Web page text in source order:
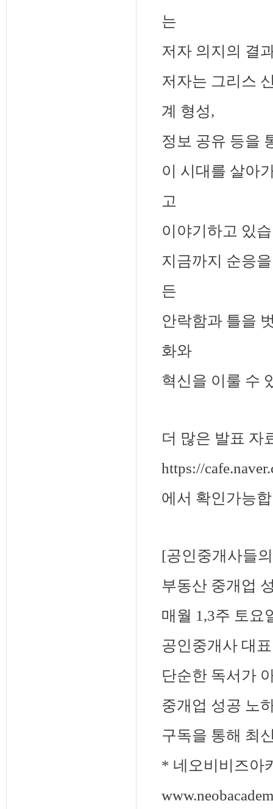
는
저자 의지의 결
저자는 그리스
계 형성,
정보 공유 등을
이 시대를 살아
고
이야기하고 있
지금까지 순응
든
안락함과 틀을
화와
혁신을 이룰 수
더 많은 발표 자
https://
에서 확인가능
[공인중개사들
부동산 중개업
매월 1,3주 토요
공인중개사 대
단순한 독서가
중개업 성공 노
구독을 통해 최
* 네오비비즈아